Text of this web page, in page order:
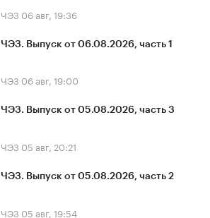
ЧЭЗ 06 авг, 19:36
ЧЭЗ. Выпуск от 06.08.2026, часть 1
ЧЭЗ 06 авг, 19:00
ЧЭЗ. Выпуск от 05.08.2026, часть 3
ЧЭЗ 05 авг, 20:21
ЧЭЗ. Выпуск от 05.08.2026, часть 2
ЧЭЗ 05 авг, 19:54